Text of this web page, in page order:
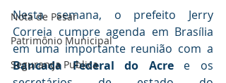
Nota de Pesar
Patrimônio Municipal
Segurança Publica
Nesta semana, o prefeito Jerry
Correia cumpre agenda em Brasília
Bancada Federal do Acre e os